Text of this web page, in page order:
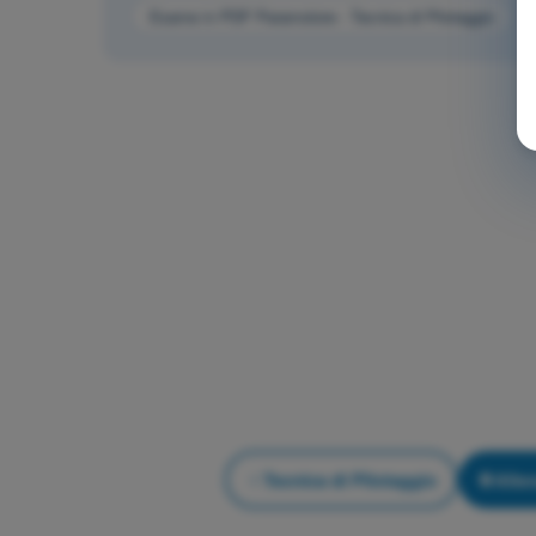
Esame in PDF Paramotore - Tecnica di Pilotaggio
Tecnica di Pilotaggio